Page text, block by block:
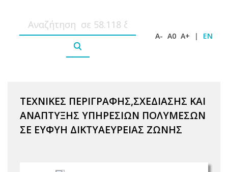
A- A0 A+ | EN
ΤΕΧΝΙΚΕΣ ΠΕΡΙΓΡΑΦΗΣ,ΣΧΕΔΙΑΣΗΣ ΚΑΙ
ΑΝΑΠΤΥΞΗΣ ΥΠΗΡΕΣΙΩΝ ΠΟΛΥΜΕΣΩΝ
ΣΕ ΕΥΦΥΗ ΔΙΚΤΥΑΕΥΡΕΙΑΣ ΖΩΝΗΣ